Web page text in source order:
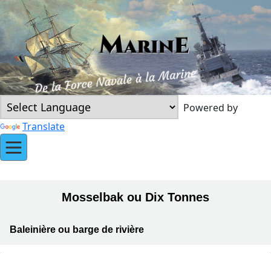
Powered by
Translate
Mosselbak ou Dix Tonnes
Baleinière ou barge de rivière